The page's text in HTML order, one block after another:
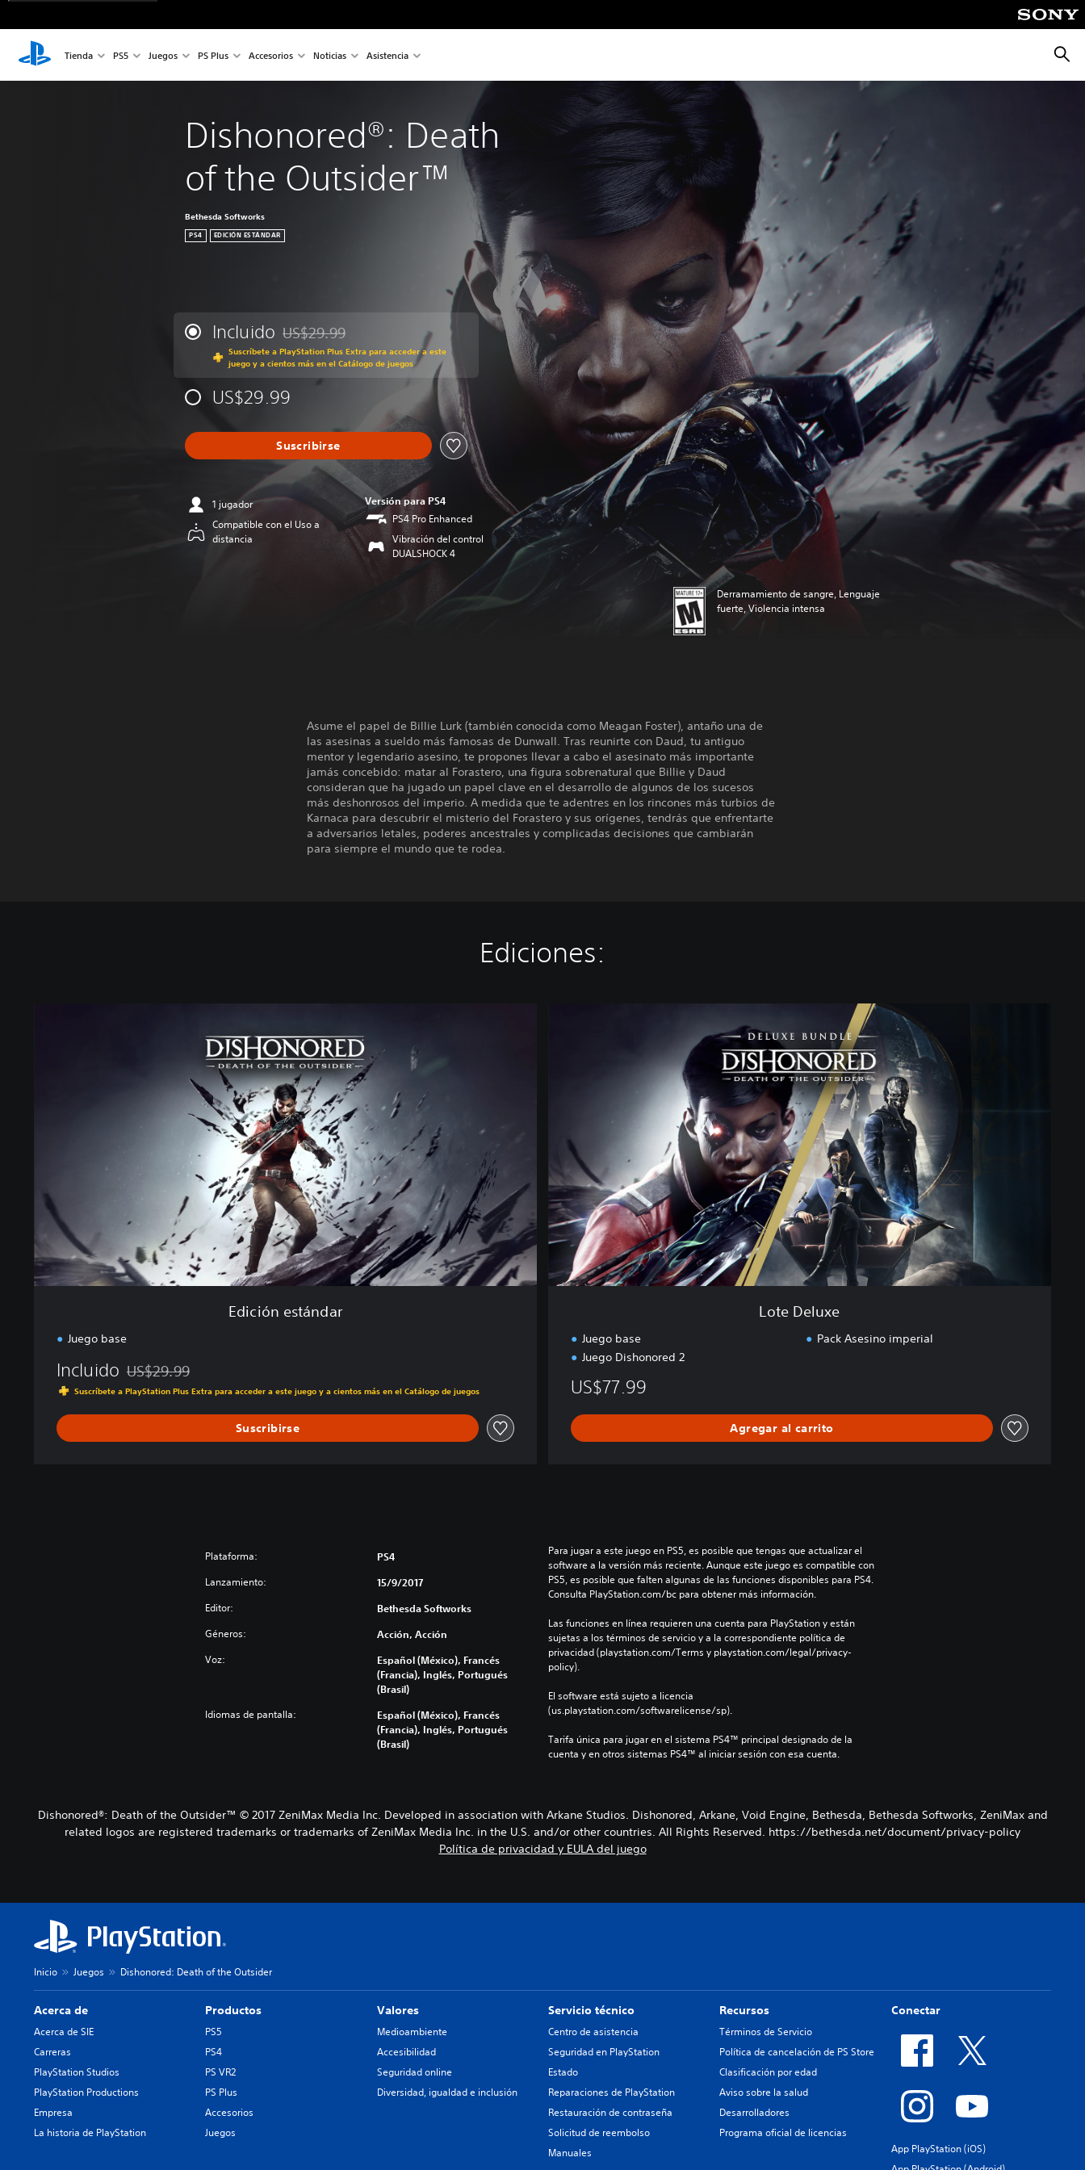
Tienda PS5 Juegos PS Plus Accesorios Noticias Asistencia
Dishonored®: Death
of the Outsider™
Bethesda Softworks
PS4 EDICIÓN ESTÁNDAR
Incluido Rebajado del precio original de US$29.99
US$29.99
Suscríbete a PlayStation Plus Extra para acceder a este
juego y a cientos más en el Catálogo de juegos
US$29.99
Suscribirse
1 jugador
Compatible con el Uso a
distancia
Versión para PS4
PS4 Pro Enhanced
Vibración del control
DUALSHOCK 4
Derramamiento de sangre, Lenguaje
fuerte, Violencia intensa
Asume el papel de Billie Lurk (también conocida como Meagan Foster), antaño una de
las asesinas a sueldo más famosas de Dunwall. Tras reunirte con Daud, tu antiguo
mentor y legendario asesino, te propones llevar a cabo el asesinato más importante
jamás concebido: matar al Forastero, una figura sobrenatural que Billie y Daud
consideran que ha jugado un papel clave en el desarrollo de algunos de los sucesos
más deshonrosos del imperio. A medida que te adentres en los rincones más turbios de
Karnaca para descubrir el misterio del Forastero y sus orígenes, tendrás que enfrentarte
a adversarios letales, poderes ancestrales y complicadas decisiones que cambiarán
para siempre el mundo que te rodea.
Ediciones:
r
Edición estándar
Juego base
Incluido Rebajado del precio original de US$29.99
US$29.99
Suscríbete a PlayStation Plus Extra para acceder a este juego y a cientos más en el Catálogo de juegos
Suscribirse
Lote Deluxe
Juego base
Juego Dishonored 2
Pack Asesino imperial
US$77.99
Agregar al carrito
Plataforma: PS4
Lanzamiento: 15/9/2017
Editor: Bethesda Softworks
Géneros: Acción, Acción
Voz:
Español (México), Francés
(Francia), Inglés, Portugués
(Brasil)
Idiomas de pantalla:
Español (México), Francés
(Francia), Inglés, Portugués
(Brasil)
Para jugar a este juego en PS5, es posible que tengas que actualizar el
software a la versión más reciente. Aunque este juego es compatible con
PS5, es posible que falten algunas de las funciones disponibles para PS4.
Consulta PlayStation.com/bc para obtener más información.
Las funciones en línea requieren una cuenta para PlayStation y están
sujetas a los términos de servicio y a la correspondiente política de
privacidad (playstation.com/Terms y playstation.com/legal/privacy-
policy).
El software está sujeto a licencia
(us.playstation.com/softwarelicense/sp).
Tarifa única para jugar en el sistema PS4™ principal designado de la
cuenta y en otros sistemas PS4™ al iniciar sesión con esa cuenta.
Dishonored®: Death of the Outsider™ © 2017 ZeniMax Media Inc. Developed in association with Arkane Studios. Dishonored, Arkane, Void Engine, Bethesda, Bethesda Softworks, ZeniMax and
related logos are registered trademarks or trademarks of ZeniMax Media Inc. in the U.S. and/or other countries. All Rights Reserved. https://bethesda.net/document/privacy-policy
Política de privacidad y EULA del juego
Inicio Juegos Dishonored: Death of the Outsider
Acerca de
Acerca de SIE
Carreras
PlayStation Studios
PlayStation Productions
Empresa
La historia de PlayStation
Productos
PS5
PS4
PS VR2
PS Plus
Accesorios
Juegos
Valores
Medioambiente
Accesibilidad
Seguridad online
Diversidad, igualdad e inclusión
Servicio técnico
Centro de asistencia
Seguridad en PlayStation
Estado
Reparaciones de PlayStation
Restauración de contraseña
Solicitud de reembolso
Manuales
Recursos
Términos de Servicio
Política de cancelación de PS Store
Clasificación por edad
Aviso sobre la salud
Desarrolladores
Programa oficial de licencias
Conectar
App PlayStation (iOS)